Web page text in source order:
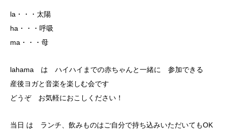
la・・・太陽
ha・・・呼吸
ma・・・母
lahama は ハイハイまでの赤ちゃんと一緒に 参加できる
産後ヨガと音楽を楽しむ会です
どうぞ お気軽におこしください！
当日 は ランチ、飲みものはご自分で持ち込みいただいてもOK